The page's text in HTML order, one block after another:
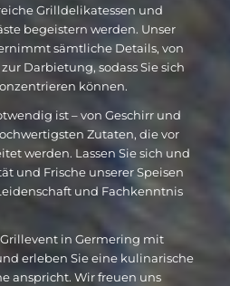
Grilldelikatessen und
begeistern werden. Unser
sämtliche Details, von
Darbietung, sodass Sie sich
können.
ist – von Geschirr und
Zutaten, die vor
werden. Lassen Sie sich und
und Frische unserer Speisen
und Fachkenntnis
in Germering mit
erleben Sie eine kulinarische
anspricht. Wir freuen uns